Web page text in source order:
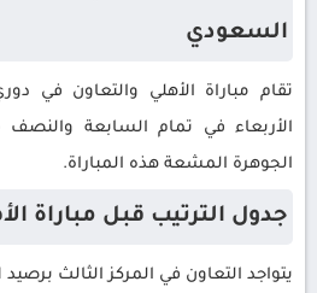
السعودي
تقام مباراة الأهلي والتعاون في
الأربعاء في تمام السابعة
الجوهرة المشعة هذه المباراة.
جدول الترتيب قبل مباراة